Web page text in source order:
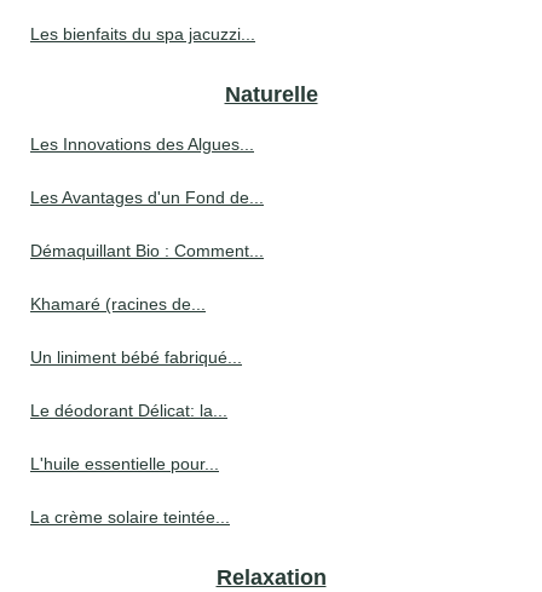
Les bienfaits du spa jacuzzi...
Naturelle
Les Innovations des Algues...
Les Avantages d'un Fond de...
Démaquillant Bio : Comment...
Khamaré (racines de...
Un liniment bébé fabriqué...
Le déodorant Délicat: la...
L'huile essentielle pour...
La crème solaire teintée...
Relaxation